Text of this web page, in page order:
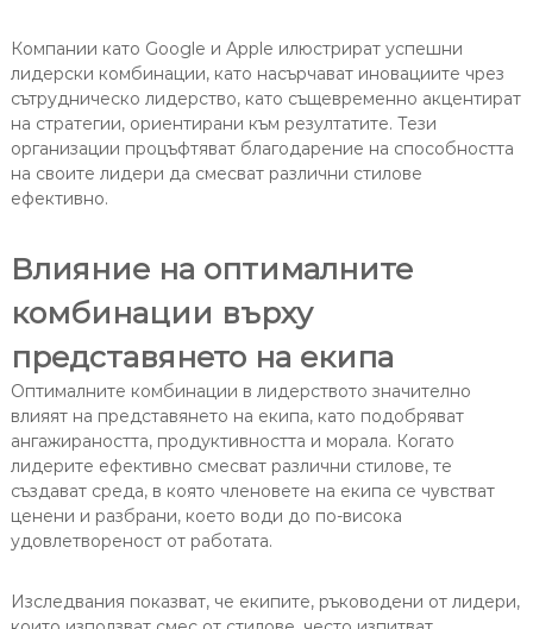
Компании като Google и Apple илюстрират успешни
лидерски комбинации, като насърчават иновациите чрез
сътрудническо лидерство, като същевременно акцентират
на стратегии, ориентирани към резултатите. Тези
организации процъфтяват благодарение на способността
на своите лидери да смесват различни стилове
ефективно.
Влияние на оптималните
комбинации върху
представянето на екипа
Оптималните комбинации в лидерството значително
влияят на представянето на екипа, като подобряват
ангажираността, продуктивността и морала. Когато
лидерите ефективно смесват различни стилове, те
създават среда, в която членовете на екипа се чувстват
ценени и разбрани, което води до по-висока
удовлетвореност от работата.
Изследвания показват, че екипите, ръководени от лидери,